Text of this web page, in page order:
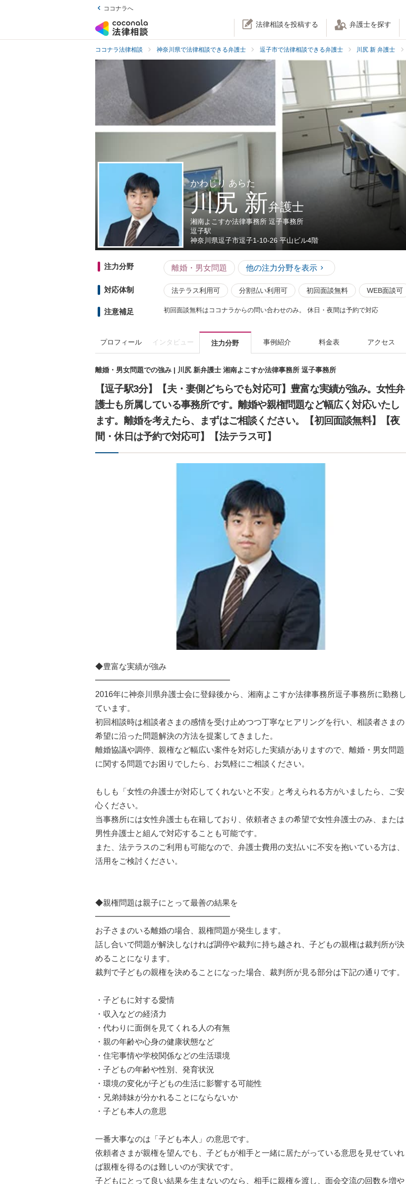
ココナラへ
法律相談を投稿する 弁護士を探す
ココナラ法律相談 神奈川県で法律相談できる弁護士 逗子市で法律相談できる弁護士 川尻 新 弁護士
かわじり あらた
川尻 新弁護士
湘南よこすか法律事務所 逗子事務所
逗子駅
神奈川県逗子市逗子1-10-26 平山ビル4階
注力分野 離婚・男女問題 他の注力分野を表示
対応体制 法テラス利用可 分割払い利用可 初回面談無料 WEB面談可
注意補足 初回面談無料はココナラからの問い合わせのみ。 休日・夜間は予約で対応
プロフィール インタビュー 注力分野 事例紹介 料金表 アクセス
離婚・男女問題での強み | 川尻 新弁護士 湘南よこすか法律事務所 逗子事務所
【逗子駅3分】【夫・妻側どちらでも対応可】豊富な実績が強み。女性弁
護士も所属している事務所です。離婚や親権問題など幅広く対応いたし
ます。離婚を考えたら、まずはご相談ください。【初回面談無料】【夜
間・休日は予約で対応可】【法テラス可】
◆豊富な実績が強み
━━━━━━━━━━━━━━━━━
2016年に神奈川県弁護士会に登録後から、湘南よこすか法律事務所逗子事務所に勤務し
ています。
初回相談時は相談者さまの感情を受け止めつつ丁寧なヒアリングを行い、相談者さまの
希望に沿った問題解決の方法を提案してきました。
離婚協議や調停、親権など幅広い案件を対応した実績がありますので、離婚・男女問題
に関する問題でお困りでしたら、お気軽にご相談ください。
もしも「女性の弁護士が対応してくれないと不安」と考えられる方がいましたら、ご安
心ください。
当事務所には女性弁護士も在籍しており、依頼者さまの希望で女性弁護士のみ、または
男性弁護士と組んで対応することも可能です。
また、法テラスのご利用も可能なので、弁護士費用の支払いに不安を抱いている方は、
活用をご検討ください。
◆親権問題は親子にとって最善の結果を
━━━━━━━━━━━━━━━━━
お子さまのいる離婚の場合、親権問題が発生します。
話し合いで問題が解決しなければ調停や裁判に持ち越され、子どもの親権は裁判所が決
めることになります。
裁判で子どもの親権を決めることになった場合、裁判所が見る部分は下記の通りです。
・子どもに対する愛情
・収入などの経済力
・代わりに面倒を見てくれる人の有無
・親の年齢や心身の健康状態など
・住宅事情や学校関係などの生活環境
・子どもの年齢や性別、発育状況
・環境の変化が子どもの生活に影響する可能性
・兄弟姉妹が分かれることにならないか
・子ども本人の意思
一番大事なのは「子ども本人」の意思です。
依頼者さまが親権を望んでも、子どもが相手と一緒に居たがっている意思を見せていれ
ば親権を得るのは難しいのが実状です。
子どもにとって良い結果を生まないのなら、相手に親権を渡し、面会交流の回数を増や